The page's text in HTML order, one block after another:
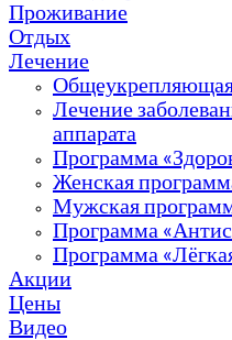
Проживание
Отдых
Лечение
Лечение
аппарата
Программа
Женская
Мужская
Программа
Программа
Акции
Цены
Видео